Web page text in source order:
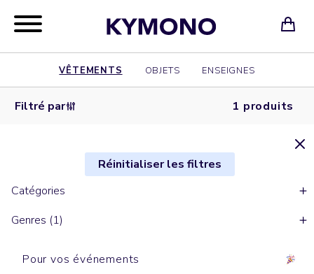
VÊTEMENTS OBJETS ENSEIGNES
Filtré par 1 produits
Réinitialiser les filtres
Catégories
Genres (1)
Pour vos événements